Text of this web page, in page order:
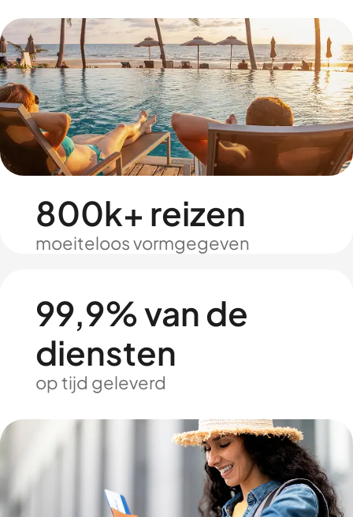
800k+ reizen
moeiteloos vormgegeven
99,9% van de
diensten
op tijd geleverd